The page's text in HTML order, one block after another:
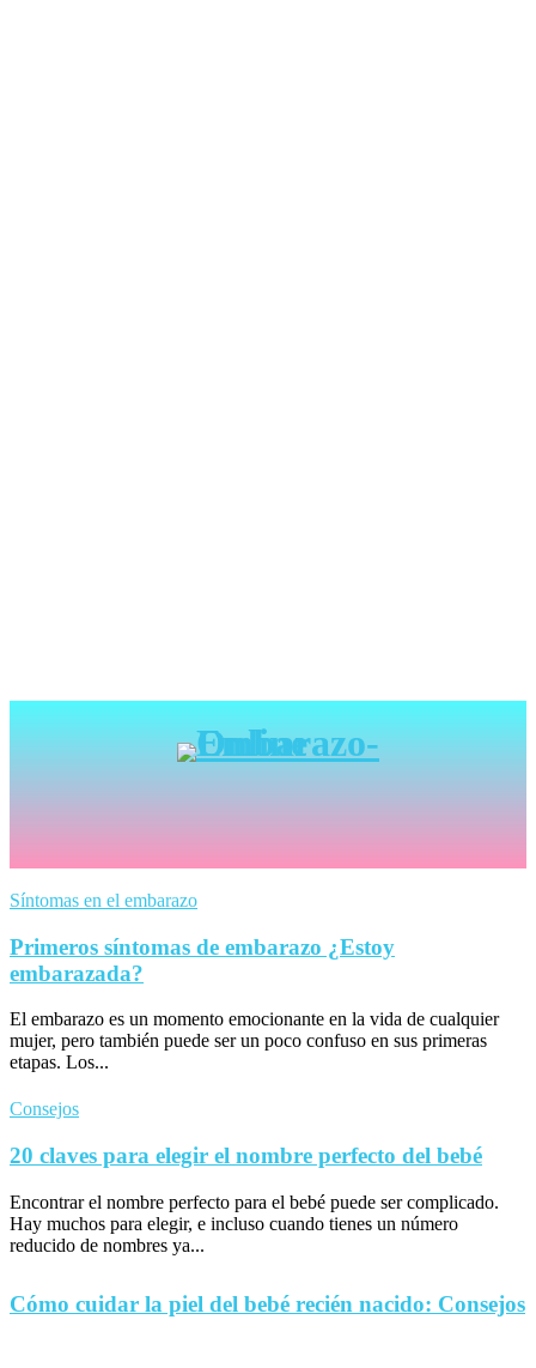
Síntomas en el embarazo
Primeros síntomas de embarazo ¿Estoy
embarazada?
El embarazo es un momento emocionante en la vida de cualquier
mujer, pero también puede ser un poco confuso en sus primeras
etapas. Los...
Consejos
20 claves para elegir el nombre perfecto del bebé
Encontrar el nombre perfecto para el bebé puede ser complicado.
Hay muchos para elegir, e incluso cuando tienes un número
reducido de nombres ya...
Cómo cuidar la piel del bebé recién nacido: Consejos